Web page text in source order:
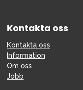
Kontakta oss
Kontakta oss
Information
Om oss
Jobb